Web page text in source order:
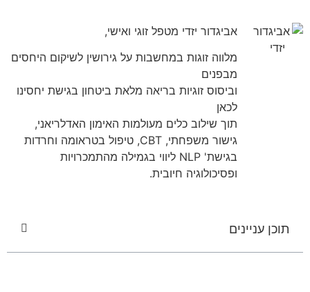
אביגדור יזדי מטפל זוגי ואישי,
מלווה זוגות במחשבות על גירושין לשיקום היחסים
מבפנים
וביסוס זוגיות בריאה מלאת ביטחון בגישת יחסינו
לכאן
תוך שילוב כלים מעולמות האימון האדלריאני,
גישור משפחתי, CBT, טיפול בטראומה וחרדות
בגישת' NLP ליווי בגמילה מהתמכרויות
ופסיכולוגיה חיובית.
תוכן עניינים